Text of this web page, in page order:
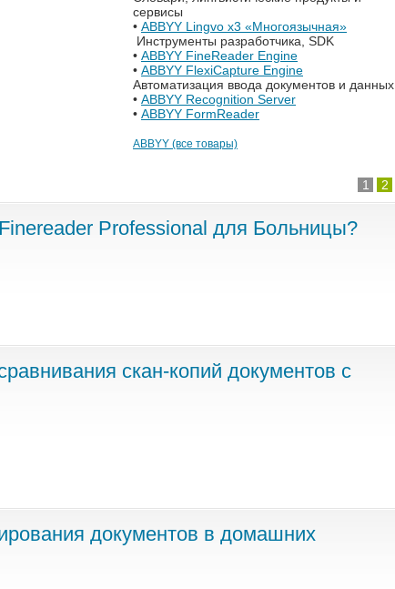
сервисы
• ABBYY Lingvo x3 «Многоязычная»
Инструменты разработчика, SDK
• ABBYY FineReader Engine
• ABBYY FlexiCapture Engine
Автоматизация ввода документов и данных
• ABBYY Recognition Server
• ABBYY FormReader
ABBYY (все товары)
1 2
Professional для Больницы?
скан-копий документов с
документов в домашних